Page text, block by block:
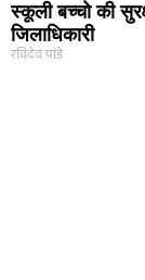
स्कूली बच्चो की
जिलाधिकारी
रविदेव पांडे